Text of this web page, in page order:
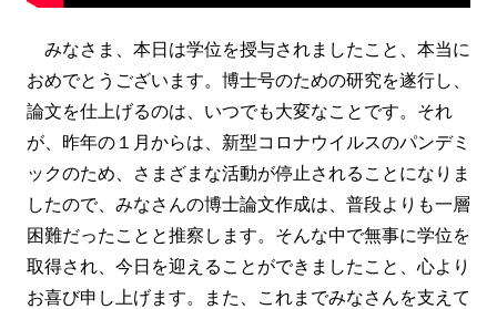
みなさま、本日は学位を授与されましたこと、本当に
おめでとうございます。博士号のための研究を遂行し、
論文を仕上げるのは、いつでも大変なことです。それ
が、昨年の１月からは、新型コロナウイルスのパンデミ
ックのため、さまざまな活動が停止されることになりま
したので、みなさんの博士論文作成は、普段よりも一層
困難だったことと推察します。そんな中で無事に学位を
取得され、今日を迎えることができましたこと、心より
お喜び申し上げます。また、これまでみなさんを支えて